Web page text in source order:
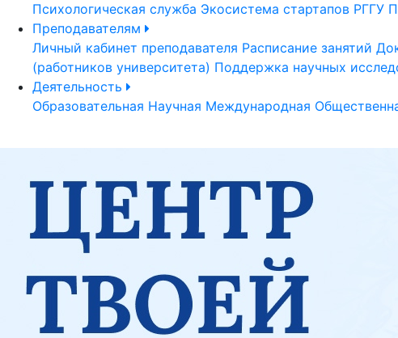
Психологическая служба Экосистема стартапов РГГУ
Преподавателям
Личный кабинет преподавателя Расписание занятий
(работников университета) Поддержка научных
Деятельность
Образовательная Научная Международная